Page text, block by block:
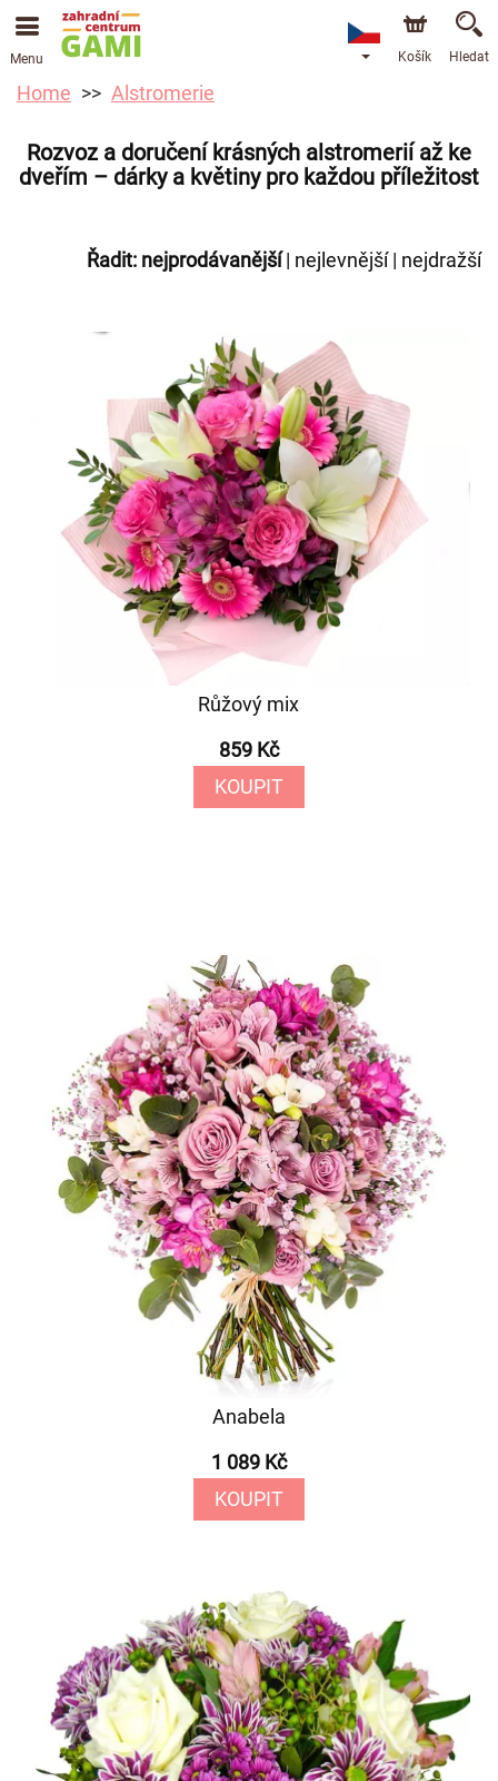
Menu Košík Hledat
Home Alstromerie
Rozvoz a doručení krásných alstromerií až ke
dveřím – dárky a květiny pro každou příležitost
Řadit: nejprodávanější| nejlevnější| nejdražší
Růžový mix
859 Kč
KOUPIT
Anabela
1 089 Kč
KOUPIT